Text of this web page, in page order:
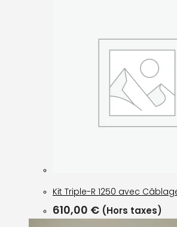
Kit Triple-R 1250 avec
610,00 € (Hors taxes)